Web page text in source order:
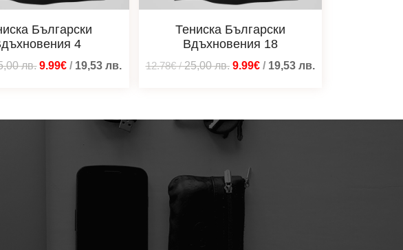
Български
4
лв. 9.99€ / 19,53лв.
Тениска Български
Вдъхновения 18
12.78€/25,00лв. 9.99€/ 19,53 лв.